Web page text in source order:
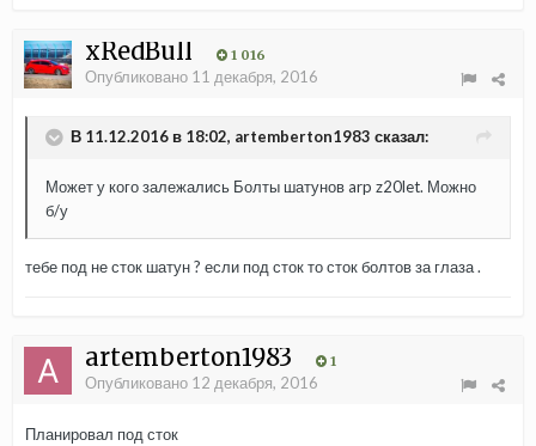
xRedBull 1 016
Опубликовано 11 декабря, 2016
В 11.12.2016 в 18:02, artemberton1983 сказал:
Может у кого залежались Болты шатунов arp z20let. Можно
б/у
тебе под не сток шатун ? если под сток то сток болтов за глаза .
artemberton1983 1
Опубликовано 12 декабря, 2016
Планировал под сток